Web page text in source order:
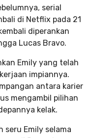
serial
di Netflix pada 21
diperankan
Lucas Bravo.
Emily yang telah
impiannya.
antara karier
mengambil pilihan
kelak.
seru Emily selama